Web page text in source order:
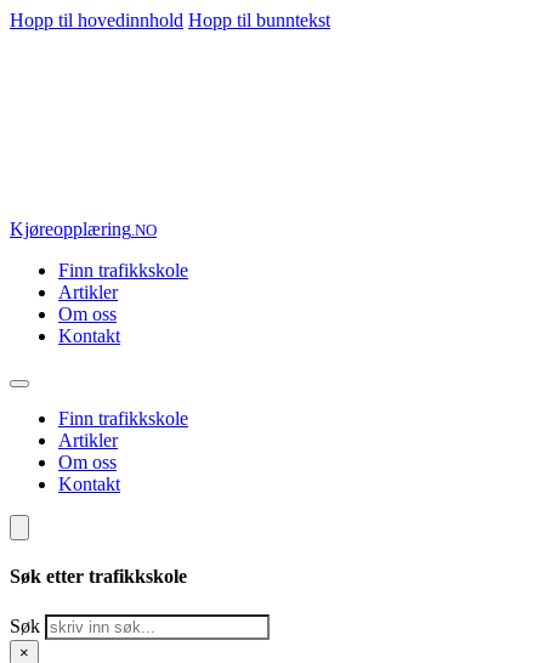
Hopp til hovedinnhold Hopp til bunntekst
Kjøreopplæring.NO
Finn trafikkskole
Artikler
Om oss
Kontakt
Finn trafikkskole
Artikler
Om oss
Kontakt
Søk etter trafikkskole
Søk
×